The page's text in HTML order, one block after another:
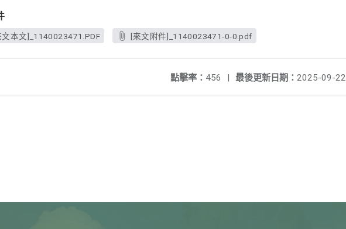
文本文]_1140023471.PDF [來文附件]_1140023471-0-0.pdf
最後更新日期： 2025-09-22
點擊率： 456 |